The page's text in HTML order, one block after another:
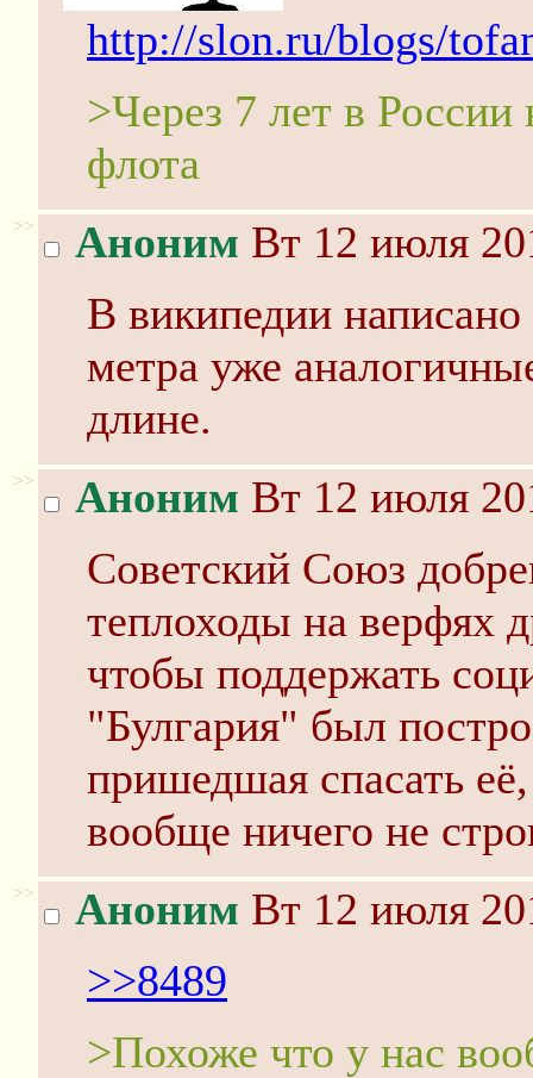
http://slon.ru/blogs/
>Через 7 лет в России
флота
>> Аноним Вт 12 июля
В википедии написано
метра уже
длине.
>> Аноним Вт 12 июля
Советский Союз
теплоходы на верфях
чтобы поддержать
"Булгария" был
пришедшая спасать
вообще ничего не
>> Аноним Вт 12 июля
>>8489
>Похоже что у нас